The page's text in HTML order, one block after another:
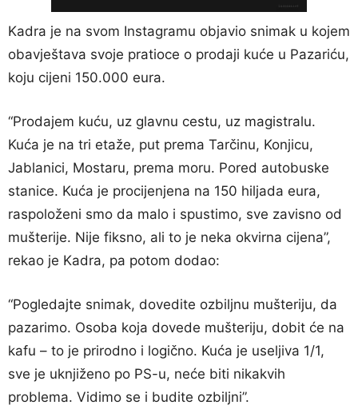
Kadra je na svom Instagramu objavio snimak u kojem
obavještava svoje pratioce o prodaji kuće u Pazariću,
koju cijeni 150.000 eura.
“Prodajem kuću, uz glavnu cestu, uz magistralu.
Kuća je na tri etaže, put prema Tarčinu, Konjicu,
Jablanici, Mostaru, prema moru. Pored autobuske
stanice. Kuća je procijenjena na 150 hiljada eura,
raspoloženi smo da malo i spustimo, sve zavisno od
mušterije. Nije fiksno, ali to je neka okvirna cijena”,
rekao je Kadra, pa potom dodao:
“Pogledajte snimak, dovedite ozbiljnu mušteriju, da
pazarimo. Osoba koja dovede mušteriju, dobit će na
kafu – to je prirodno i logično. Kuća je useljiva 1/1,
sve je uknjiženo po PS-u, neće biti nikakvih
problema. Vidimo se i budite ozbiljni”.